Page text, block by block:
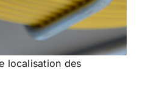
localisation des